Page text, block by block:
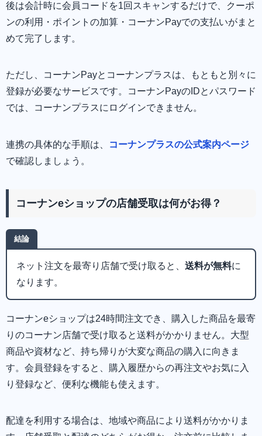
後は会計時に会員コードを1回スキャンするだけで、クーポ
ンの利用・ポイントの加算・コーナンPayでの支払いがまと
めて完了します。
ただし、コーナンPayとコーナンプラスは、もともと別々に
登録が必要なサービスです。コーナンPayのIDとパスワード
では、コーナンプラスにログインできません。
連携の具体的な手順は、
コーナンプラスの公式案内ページ
で確認しましょう。
コーナンeショップの店舗受取は何がお得？
結論
ネット注文を最寄り店舗で受け取ると、 送料が無料に
なります。
コーナンeショップは24時間注文でき、購入した商品を最寄
りのコーナン店舗で受け取ると送料がかかりません。大型
商品や資材など、持ち帰りが大変な商品の購入に向きま
す。会員登録をすると、購入履歴からの再注文やお気に入
り登録など、便利な機能も使えます。
配達を利用する場合は、地域や商品により送料がかかりま